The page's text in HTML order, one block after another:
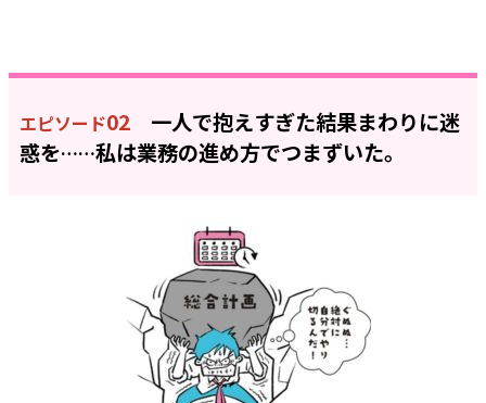
エピソード02 一人で抱えすぎた結果まわりに迷
惑を……私は業務の進め方でつまずいた。